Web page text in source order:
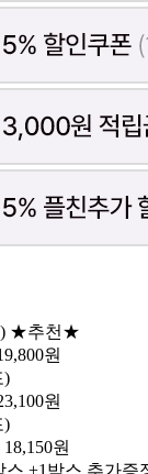
) ★추천★
원
)
원
)
원
+1박스 추가증